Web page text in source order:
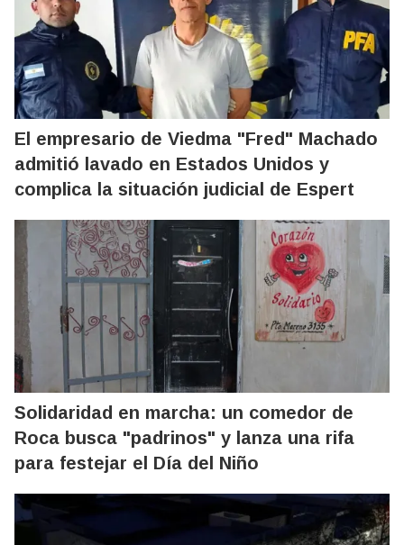
El empresario de Viedma "Fred" Machado
admitió lavado en Estados Unidos y
complica la situación judicial de Espert
Solidaridad en marcha: un comedor de
Roca busca "padrinos" y lanza una rifa
para festejar el Día del Niño